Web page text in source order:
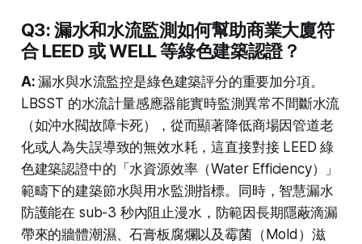
Q3: 漏水和水流監測如何幫助商業大廈符
合 LEED 或 WELL 等綠色建築認證？
A:漏水與水流監控是綠色建築評分的重要加分項。
LBSST 的水流計量感應器能實時監測異常不間斷水流
（如沖水閥故障卡死），從而顯著降低商場因管道老
化或人為失誤導致的無效水耗，這直接對接 LEED 綠
色建築認證中的「水資源效率（Water Efficiency）」
範疇下的建築節水與用水監測指標。同時，智慧漏水
防護能在 sub-3 秒內阻止漫水，防範因長期隱蔽滴漏
帶來的牆體潮濕、石膏板腐爛以及霉菌（Mold）滋